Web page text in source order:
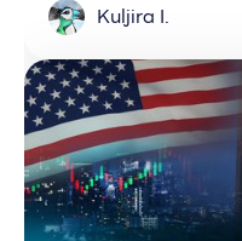
Kuljira I.